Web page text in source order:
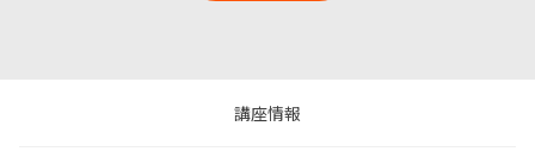
講座情報